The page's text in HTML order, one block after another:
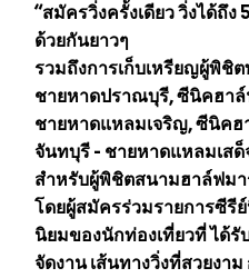
“สมัครวิ่งครั้งเดียว วิ่งได้ถึ
ด้วยกันยาวๆ
รวมถึงการเก็บเหรียญผู้พิชิ
ชายหาดปราณบุรี, ซีนิคฮา
ชายหาดแหลมเจริญ, ซีนิค
จันทบุรี - ชายหาดแหลมเส
สำหรับผู้พิชิตสนามฮาล์ฟม
โดยผู้สมัครร่วมรายการซีรี
นิยมของนักท่องเที่ยวที่ ได้
จัดงาน เส้นทางวิ่งที่สวยง